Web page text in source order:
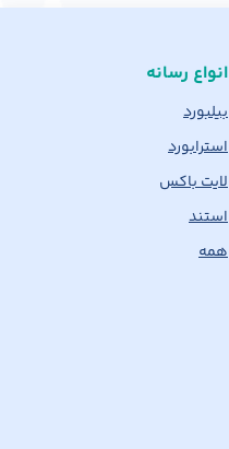
انواع رسانه
بیلبورد
استرابورد
لایت باکس
استند
همه